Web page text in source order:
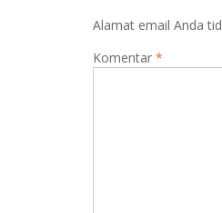
Alamat email Anda
Komentar *